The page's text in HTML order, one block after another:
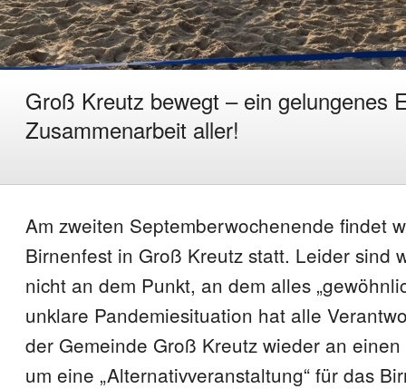
Groß Kreutz bewegt – ein gelungenes
Zusammenarbeit aller!
Am zweiten Septemberwochenende findet
Birnenfest in Groß Kreutz statt. Leider sind
nicht an dem Punkt, an dem alles
unklare Pandemiesituation hat alle
der Gemeinde Groß Kreutz wieder an
um eine „Alternativveranstaltung“ für das